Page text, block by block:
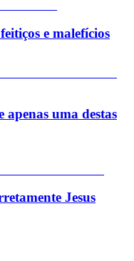
e malefícios
apenas uma destas
Jesus